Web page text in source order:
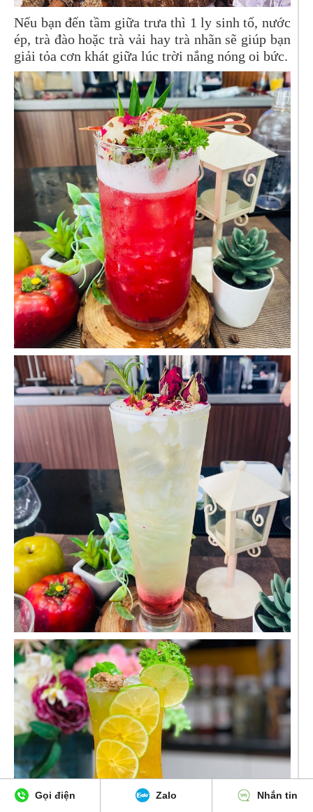
Nếu bạn đến tầm giữa trưa thì 1 ly sinh tố, nước
ép, trà đào hoặc trà vải hay trà nhãn sẽ giúp bạn
giải tỏa cơn khát giữa lúc trời nắng nóng oi bức.
Gọi điện Zalo Nhắn tin